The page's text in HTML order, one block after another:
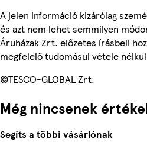
A jelen információ kizárólag
és azt nem lehet semmilyen
Áruházak Zrt. előzetes írásbeli
megfelelő tudomásul vétele
©TESCO-GLOBAL Zrt.
Még nincsenek
Segíts a többi vásárlónak